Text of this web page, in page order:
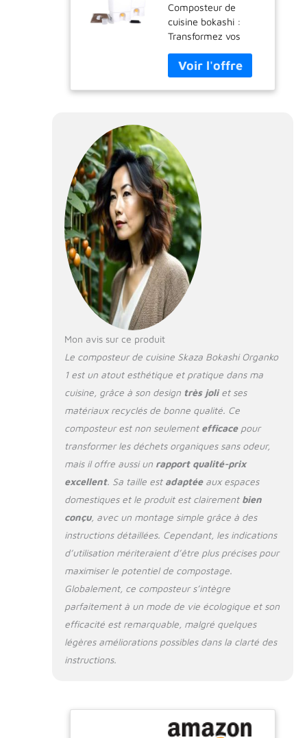
Cuisine, Blanc-
Jaune
Composteur de
cuisine bokashi :
Transformez vos
en compost riche
grâce à la
fermentation sans
appartements,
balcons ou jardins,
même dans les
petits espaces Set
de 2 seaux pratiques
: Deux seaux de 16 L
chacun permettent
une utilisation
continue : pendant
que l'un fermente,
l'autre se remplit
pour gérer
facilement vos
Compost et engrais
Transformez vos
déchets en liquide
fertilisant naturel
pour vos plantes, en
canalisations, et en
base fertile pour
votre bac à compost
ou votre jardin
sûr : Fabriqué en
Slovénie à partir de
plastique recyclé et
alimentaire, ce seau
à compost est
solide, facile à
nettoyer et résistant.
Une solution durable
pour le jardinage et
Organko 1 est utilisé
depuis près de 20
Mon avis sur ce produit
Le composteur de cuisine Skaza Bokashi Organko
1 est un atout esthétique et pratique dans ma
cuisine, grâce à son design très joliet ses
matériaux recyclés de bonne qualité. Ce
composteur est non seulement efficacepour
transformer les déchets organiques sans odeur,
mais il offre aussi un rapport qualité-prix
excellent. Sa taille est adaptéeaux espaces
domestiques et le produit est clairement bien
conçu, avec un montage simple grâce à des
instructions détaillées. Cependant, les indications
d’utilisation mériteraient d’être plus précises pour
maximiser le potentiel de compostage.
Globalement, ce composteur s’intègre
parfaitement à un mode de vie écologique et son
efficacité est remarquable, malgré quelques
légères améliorations possibles dans la clarté des
instructions.